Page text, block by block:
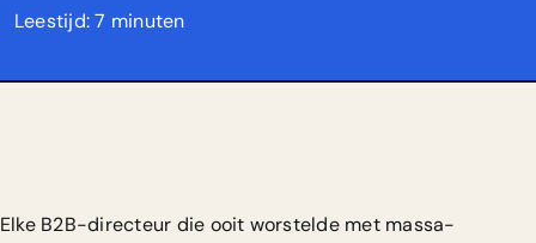
Leestijd: 7 minuten
Elke B2B-directeur die ooit worstelde met massa-